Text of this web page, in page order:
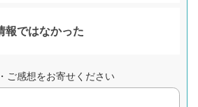
報ではなかった
ご感想をお寄せください